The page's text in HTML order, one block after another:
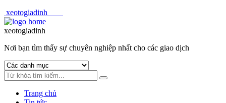
xeotogiadinh
Skip
to
Skip
to
xeotogiadinh
Nơi bạn tìm thấy sự chuyên nghiệp nhất cho các giao dịch
Trang chủ